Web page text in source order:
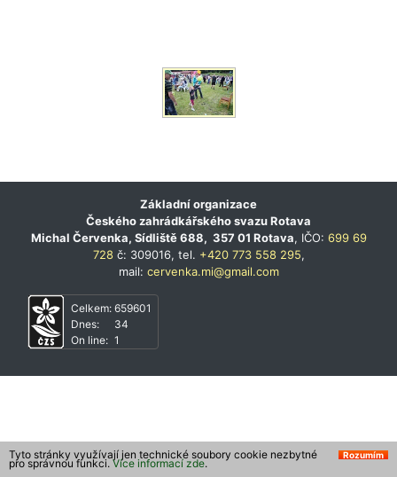
Základní organizace
Českého zahrádkářského svazu Rotava
Michal Červenka, Sídliště 688, 357 01 Rotava, IČO: 699 69
728č: 309016, tel. +420 773 558 295,
mail: cervenka.mi@gmail.com
Celkem:
Dnes:
On line:
659601
34
1
Rozumím
Tyto stránky využívají jen technické soubory cookie nezbytné
pro správnou funkci. Více informací zde.